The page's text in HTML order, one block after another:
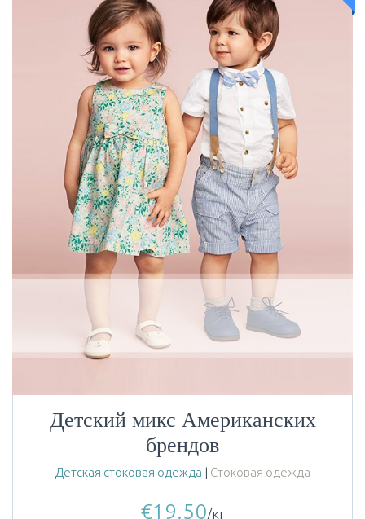
Детский микс Американских
брендов
Детская стоковая одежда | Стоковая одежда
€19.50/кг